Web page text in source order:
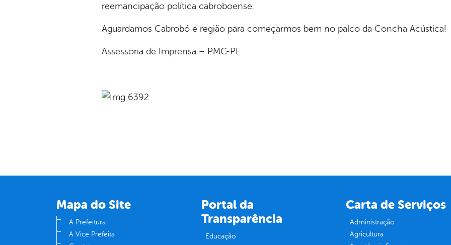
reemancipação política cabroboense.
Aguardamos Cabrobó e região para começarmos bem no palco da Concha Acústica!
Assessoria de Imprensa – PMC-PE
Mapa do Site
A Prefeitura
A Vice Prefeita
Portal da
Transparência
Educação
Carta de Serviços
Administração
Agricultura